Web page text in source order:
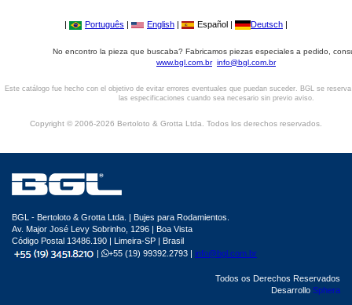
| Português | English | Español | Deutsch |
No encontro la pieza que buscaba? Fabricamos piezas especiales a pedido,
www.bgl.com.br info@bgl.com.br
Este catálogo fue hecho con el objetivo de evitar errores eventuales que puedan suceder. BGL se
las especificaciones cuando sea necesario sin previo aviso.
Copyright © 2006-2026 Bertoloto & Grotta Ltda. Todos los derechos reservados.
BGL - Bertoloto & Grotta Ltda. | Bujes para Rodamientos.
Av. Major José Levy Sobrinho, 1296 | Boa Vista
Código Postal 13486.190 | Limeira-SP | Brasil
|
+55 (19) 99392.2793 | info@bgl.com.br
Todos os Derechos Reservados
Desarrollo Sphera